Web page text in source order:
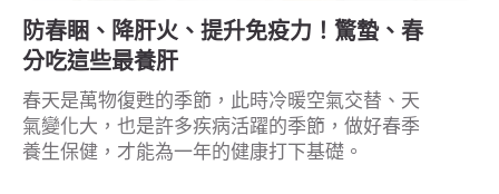
防春睏、降肝火、提升免疫力！驚蟄、春
分吃這些最養肝
春天是萬物復甦的季節，此時冷暖空氣交替、天
氣變化大，也是許多疾病活躍的季節，做好春季
養生保健，才能為一年的健康打下基礎。